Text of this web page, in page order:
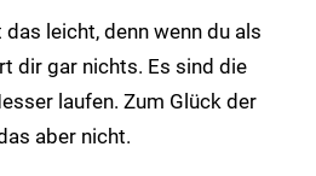
leicht, denn wenn du als
dir gar nichts. Es sind die
laufen. Zum Glück der
aber nicht.